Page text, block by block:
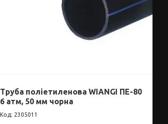
Труба поліетиленова WIANGI ПЕ-80
6 атм, 50 мм чорна
2305011